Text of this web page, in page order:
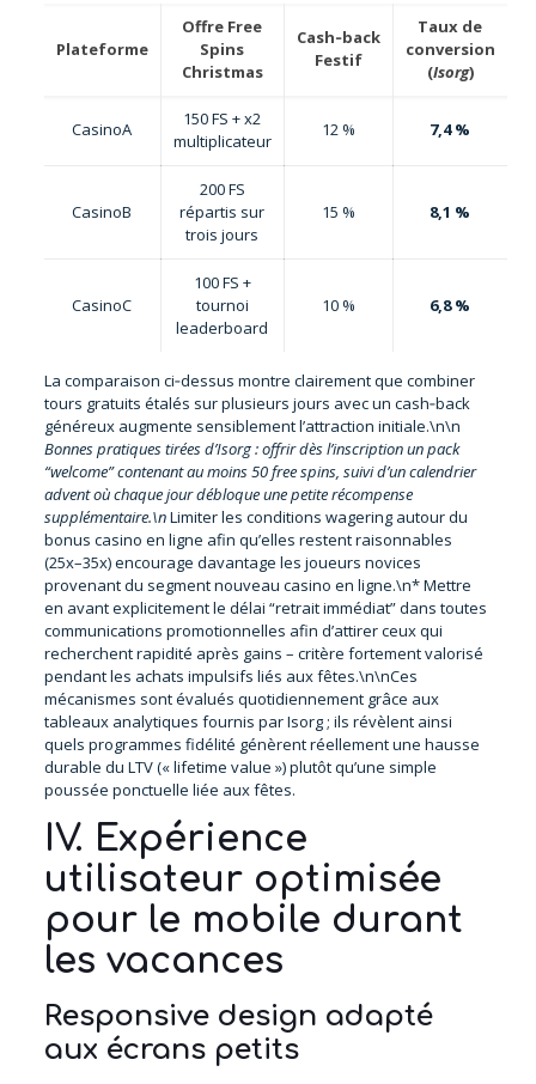
Plateforme
Offre Free
Spins
Christmas
Cash‑back
Festif
Taux de
conversion
(Isorg)
CasinoA
150 FS + x2
multiplicateur
12 % 7,4 %
CasinoB
200 FS
répartis sur
trois jours
15 % 8,1 %
CasinoC
100 FS +
tournoi
leaderboard
10 % 6,8 %
La comparaison ci‑dessus montre clairement que combiner
tours gratuits étalés sur plusieurs jours avec un cash‑back
généreux augmente sensiblement l’attraction initiale.\n\n
Bonnes pratiques tirées d’Isorg : offrir dès l’inscription un pack
“welcome” contenant au moins 50 free spins, suivi d’un calendrier
advent où chaque jour débloque une petite récompense
supplémentaire.\nLimiter les conditions wagering autour du
bonus casino en ligne afin qu’elles restent raisonnables
(25x–35x) encourage davantage les joueurs novices
provenant du segment nouveau casino en ligne.\n* Mettre
en avant explicitement le délai “retrait immédiat” dans toutes
communications promotionnelles afin d’attirer ceux qui
recherchent rapidité après gains – critère fortement valorisé
pendant les achats impulsifs liés aux fêtes.\n\nCes
mécanismes sont évalués quotidiennement grâce aux
tableaux analytiques fournis par Isorg ; ils révèlent ainsi
quels programmes fidélité génèrent réellement une hausse
durable du LTV (« lifetime value ») plutôt qu’une simple
poussée ponctuelle liée aux fêtes.
IV. Expérience
utilisateur optimisée
pour le mobile durant
les vacances
Responsive design adapté
aux écrans petits